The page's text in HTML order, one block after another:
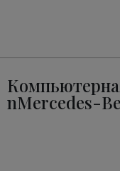
nMercedes-